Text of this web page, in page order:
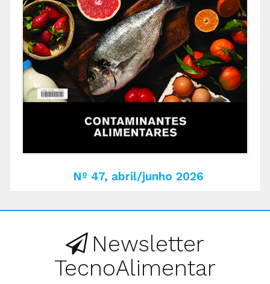
Nº 47, abril/junho 2026
Newsletter
TecnoAlimentar